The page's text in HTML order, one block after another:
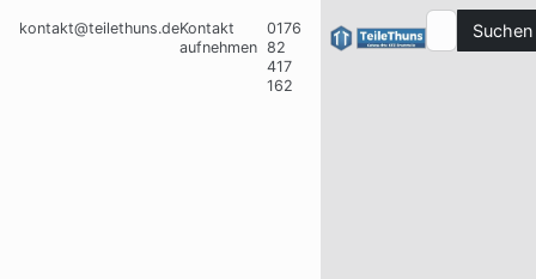
kontakt@teilethuns.deKontakt
aufnehmen
0176
82
417
162
Suchen